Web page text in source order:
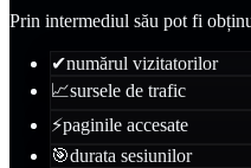
Prin intermediul său pot fi
✔numărul vizitatorilor
📈sursele de trafic
⚡paginile accesate
🎯durata sesiunilor